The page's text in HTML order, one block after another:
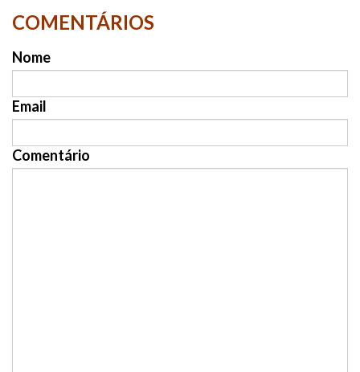
COMENTÁRIOS
Nome
Email
Comentário